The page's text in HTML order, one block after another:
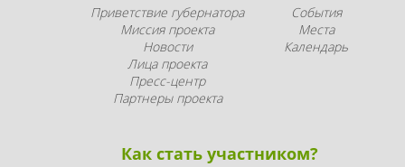
Приветствие губернатора
Миссия проекта
Новости
Лица проекта
Пресс-центр
Партнеры проекта
События
Места
Календарь
Как стать участником?